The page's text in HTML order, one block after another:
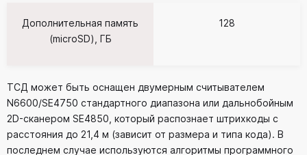
Дополнительная память
(microSD), ГБ
128
ТСД может быть оснащен двумерным считывателем
N6600/SE4750 стандартного диапазона или дальнобойным
2D-сканером SE4850, который распознает штрихкоды с
расстояния до 21,4 м (зависит от размера и типа кода). В
последнем случае используются алгоритмы программного